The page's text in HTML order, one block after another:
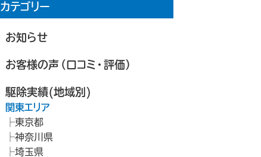
カテゴリー
お知らせ
お客様の声（口コミ・評価）
駆除実績(地域別)
関東エリア
東京都
神奈川県
埼玉県